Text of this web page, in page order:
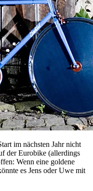
im nächsten Jahr nicht
der Eurobike (allerdings
Wenn eine goldene
es Jens oder Uwe mit